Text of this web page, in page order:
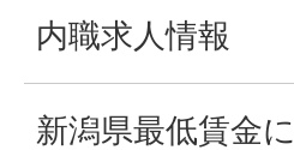
内職求人情報
新潟県最低賃金